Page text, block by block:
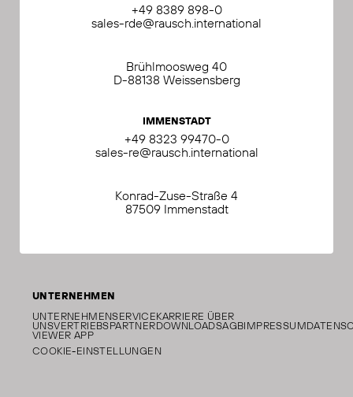
+49 8389 898-0
sales-rde@rausch.international
Brühlmoosweg 40
D-88138 Weissensberg
IMMENSTADT
+49 8323 99470-0
sales-re@rausch.international
Konrad-Zuse-Straße 4
87509 Immenstadt
UNTERNEHMEN
UNTERNEHMENSERVICEKARRIERE ÜBER
UNSVERTRIEBSPARTNERDOWNLOADSAGBIMPRESSUM
VIEWER APP
COOKIE-EINSTELLUNGEN